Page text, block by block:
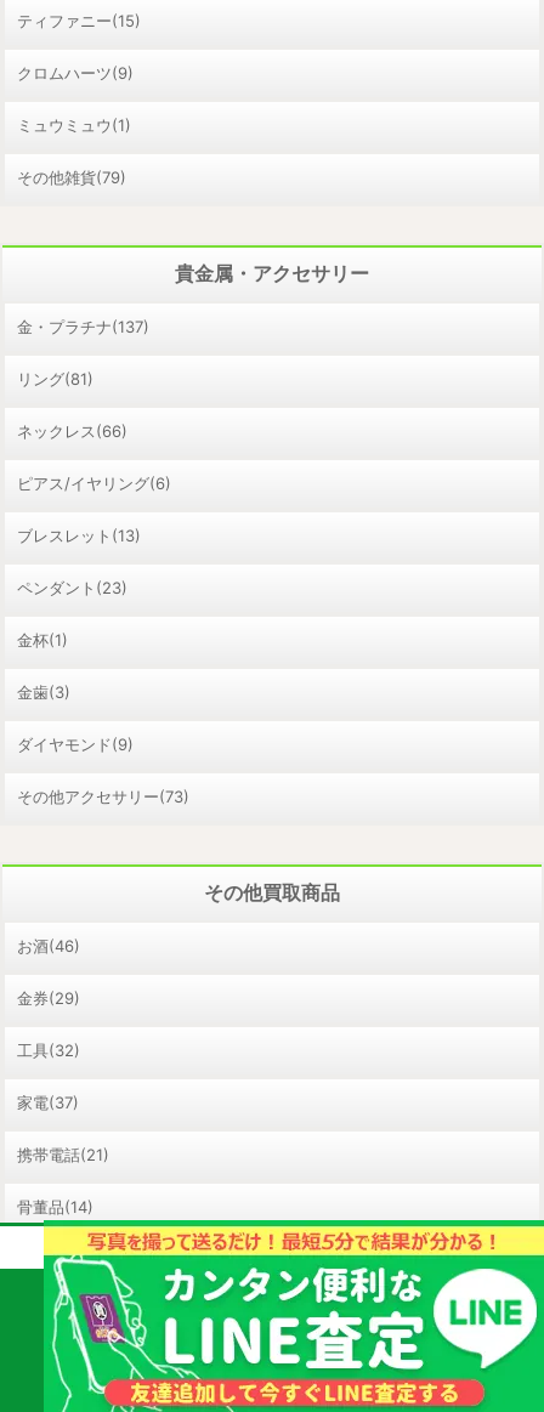
ティファニー(15)
クロムハーツ(9)
ミュウミュウ(1)
その他雑貨(79)
貴金属・アクセサリー
金・プラチナ(137)
リング(81)
ネックレス(66)
ピアス/イヤリング(6)
ブレスレット(13)
ペンダント(23)
金杯(1)
金歯(3)
ダイヤモンド(9)
その他アクセサリー(73)
その他買取商品
お酒(46)
金券(29)
工具(32)
家電(37)
携帯電話(21)
骨董品(14)
ホビー/おもちゃ(26)
教材(1)
ライター(2)
取扱商品・査定についてのご質問はお気軽に！
質屋かんてい局 山
形南店
直通
023-676-7711
【受付時間】10:00 - 19:00
スマートフォンの方はタップして発信できます。